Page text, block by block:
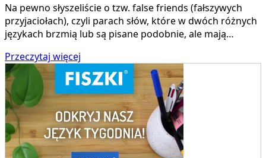
Na pewno słyszeliście o tzw. false friends (fałszywych
przyjaciołach), czyli parach słów, które w dwóch różnych
językach brzmią lub są pisane podobnie, ale mają…
Przeczytaj więcej